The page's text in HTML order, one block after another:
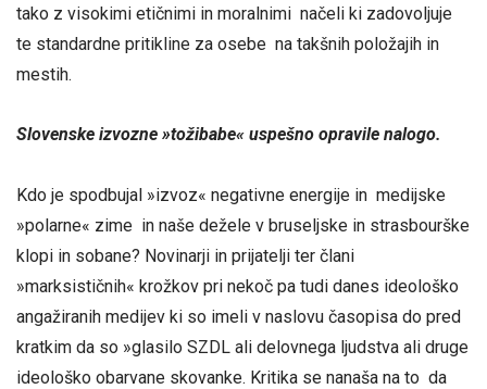
tako z visokimi etičnimi in moralnimi načeli ki zadovoljuje
te standardne pritikline za osebe na takšnih položajih in
mestih.
Slovenske izvozne »tožibabe« uspešno opravile nalogo.
Kdo je spodbujal »izvoz« negativne energije in medijske
»polarne« zime in naše dežele v bruseljske in strasbourške
klopi in sobane? Novinarji in prijatelji ter člani
»marksističnih« krožkov pri nekoč pa tudi danes ideološko
angažiranih medijev ki so imeli v naslovu časopisa do pred
kratkim da so »glasilo SZDL ali delovnega ljudstva ali druge
ideološko obarvane skovanke. Kritika se nanaša na to da